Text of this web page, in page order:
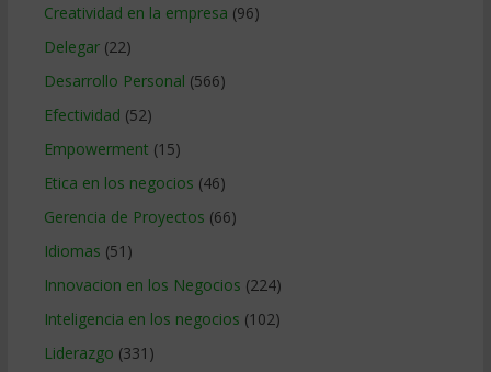
Creatividad en la empresa (96)
Delegar(22)
Desarrollo Personal (566)
Efectividad (52)
Empowerment (15)
Etica en los negocios (46)
Gerencia de Proyectos (66)
Idiomas (51)
Innovacion en los Negocios (224)
Inteligencia en los negocios (102)
Liderazgo (331)